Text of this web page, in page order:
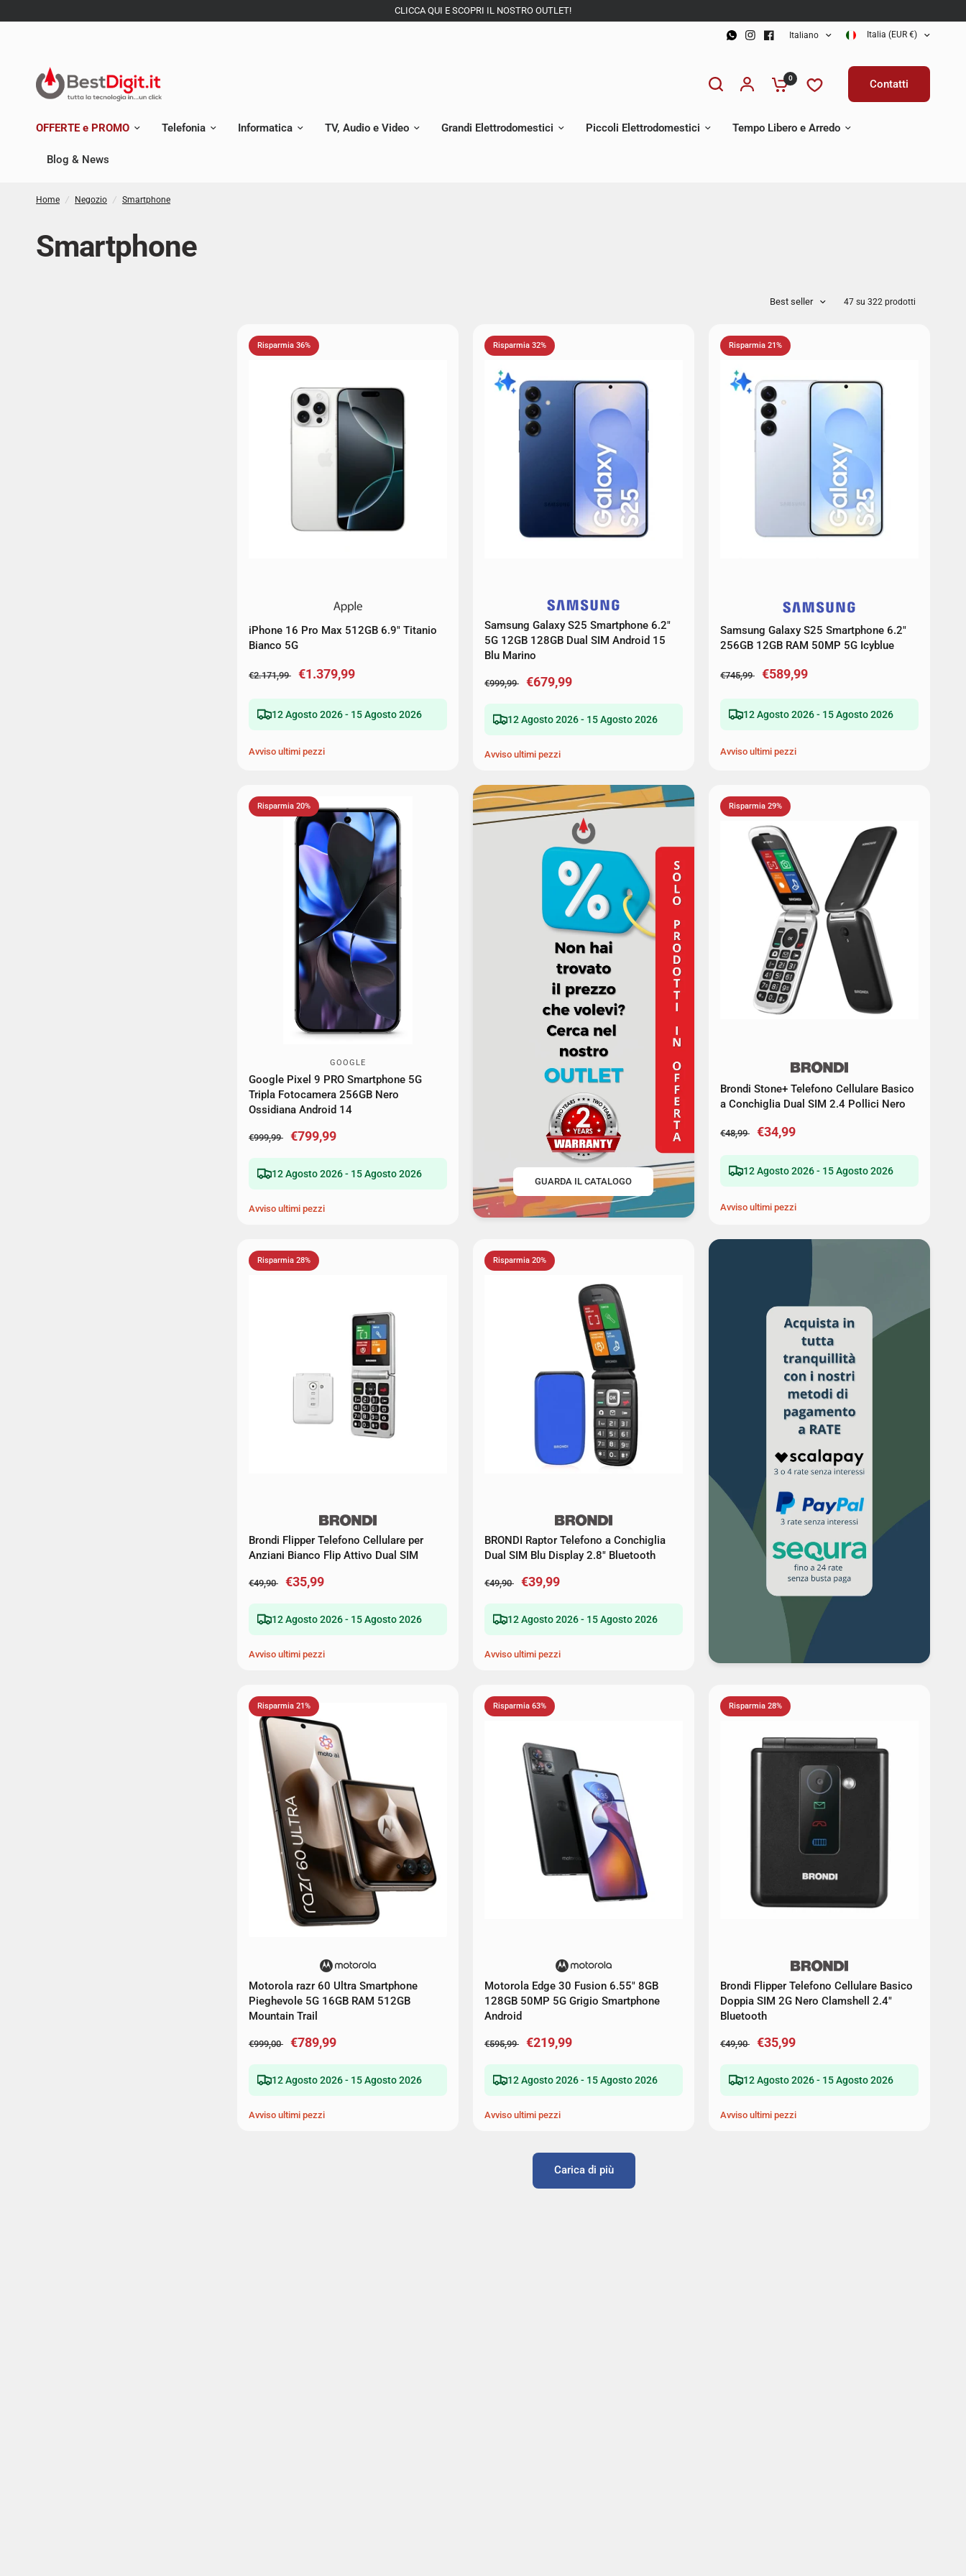
CLICCA QUI E SCOPRI IL NOSTRO OUTLET!
Italiano Italia (EUR €)
0 Contatti
OFFERTE e PROMO Telefonia Informatica TV, Audio e Video Grandi Elettrodomestici Piccoli Elettrodomestici Tempo Libero e Arredo
Blog & News
Home / Negozio / Smartphone
Smartphone
Best seller 47 su 322 prodotti
Risparmia 36%
iPhone 16 Pro Max 512GB 6.9" Titanio
Bianco 5G
€2.171,99 €1.379,99
12 Agosto 2026 - 15 Agosto 2026
Avviso ultimi pezzi
Risparmia 32%
Samsung Galaxy S25 Smartphone 6.2"
5G 12GB 128GB Dual SIM Android 15
Blu Marino
€999,99 €679,99
12 Agosto 2026 - 15 Agosto 2026
Avviso ultimi pezzi
Risparmia 21%
Samsung Galaxy S25 Smartphone 6.2"
256GB 12GB RAM 50MP 5G Icyblue
€745,99 €589,99
12 Agosto 2026 - 15 Agosto 2026
Avviso ultimi pezzi
Risparmia 20%
GOOGLE
Google Pixel 9 PRO Smartphone 5G
Tripla Fotocamera 256GB Nero
Ossidiana Android 14
€999,99 €799,99
12 Agosto 2026 - 15 Agosto 2026
Avviso ultimi pezzi
GUARDA IL CATALOGO
Risparmia 29%
Brondi Stone+ Telefono Cellulare Basico
a Conchiglia Dual SIM 2.4 Pollici Nero
€48,99 €34,99
12 Agosto 2026 - 15 Agosto 2026
Avviso ultimi pezzi
Risparmia 28%
Brondi Flipper Telefono Cellulare per
Anziani Bianco Flip Attivo Dual SIM
€49,90 €35,99
12 Agosto 2026 - 15 Agosto 2026
Avviso ultimi pezzi
Risparmia 20%
BRONDI Raptor Telefono a Conchiglia
Dual SIM Blu Display 2.8" Bluetooth
€49,90 €39,99
12 Agosto 2026 - 15 Agosto 2026
Avviso ultimi pezzi
Risparmia 21%
Motorola razr 60 Ultra Smartphone
Pieghevole 5G 16GB RAM 512GB
Mountain Trail
€999,00 €789,99
12 Agosto 2026 - 15 Agosto 2026
Avviso ultimi pezzi
Risparmia 63%
Motorola Edge 30 Fusion 6.55" 8GB
128GB 50MP 5G Grigio Smartphone
Android
€595,99 €219,99
12 Agosto 2026 - 15 Agosto 2026
Avviso ultimi pezzi
Risparmia 28%
Brondi Flipper Telefono Cellulare Basico
Doppia SIM 2G Nero Clamshell 2.4"
Bluetooth
€49,90 €35,99
12 Agosto 2026 - 15 Agosto 2026
Avviso ultimi pezzi
Carica di più